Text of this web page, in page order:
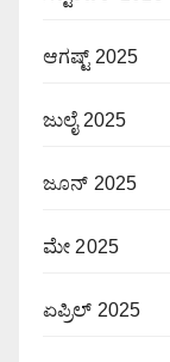
ಆಗಷ್ಟ್ 2025
ಜುಲೈ 2025
ಜೂನ್ 2025
ಮೇ 2025
ಏಪ್ರಿಲ್ 2025